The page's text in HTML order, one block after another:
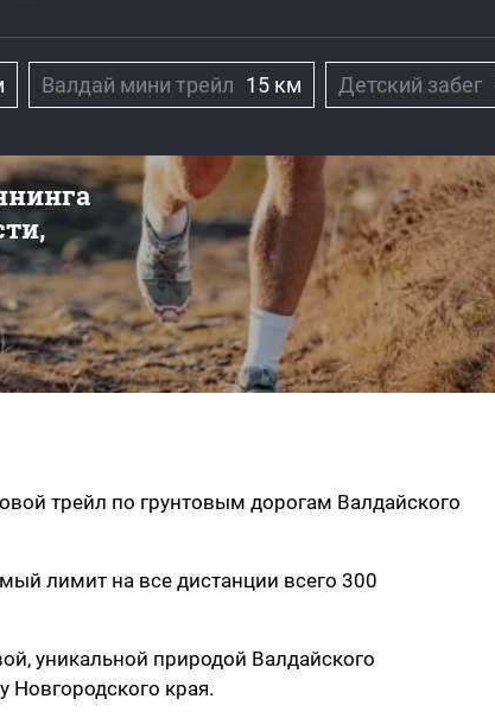
Валдай мини трейл 15 км Детский забег
трейл по грунтовым дорогам Валдайского
лимит на все дистанции всего 300
уникальной природой Валдайского
Новгородского края.